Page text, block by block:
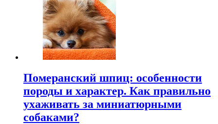
Померанский шпиц: особенности
породы и характер. Как правильно
ухаживать за миниатюрными
собаками?